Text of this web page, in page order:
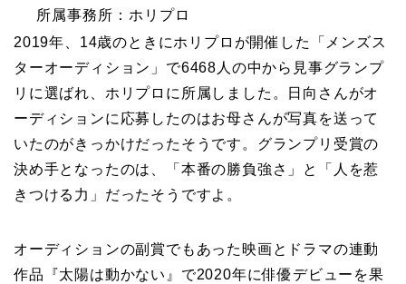
所属事務所：ホリプロ
2019年、14歳のときにホリプロが開催した「メンズス
ターオーディション」で6468人の中から見事グランプ
リに選ばれ、ホリプロに所属しました。日向さんがオ
ーディションに応募したのはお母さんが写真を送って
いたのがきっかけだったそうです。グランプリ受賞の
決め手となったのは、「本番の勝負強さ」と「人を惹
きつける力」だったそうですよ。
オーディションの副賞でもあった映画とドラマの連動
作品『太陽は動かない』で2020年に俳優デビューを果